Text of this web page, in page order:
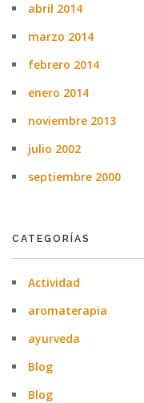
abril 2014
marzo 2014
febrero 2014
enero 2014
noviembre 2013
julio 2002
septiembre 2000
CATEGORÍAS
Actividad
aromaterapia
ayurveda
Blog
Blog